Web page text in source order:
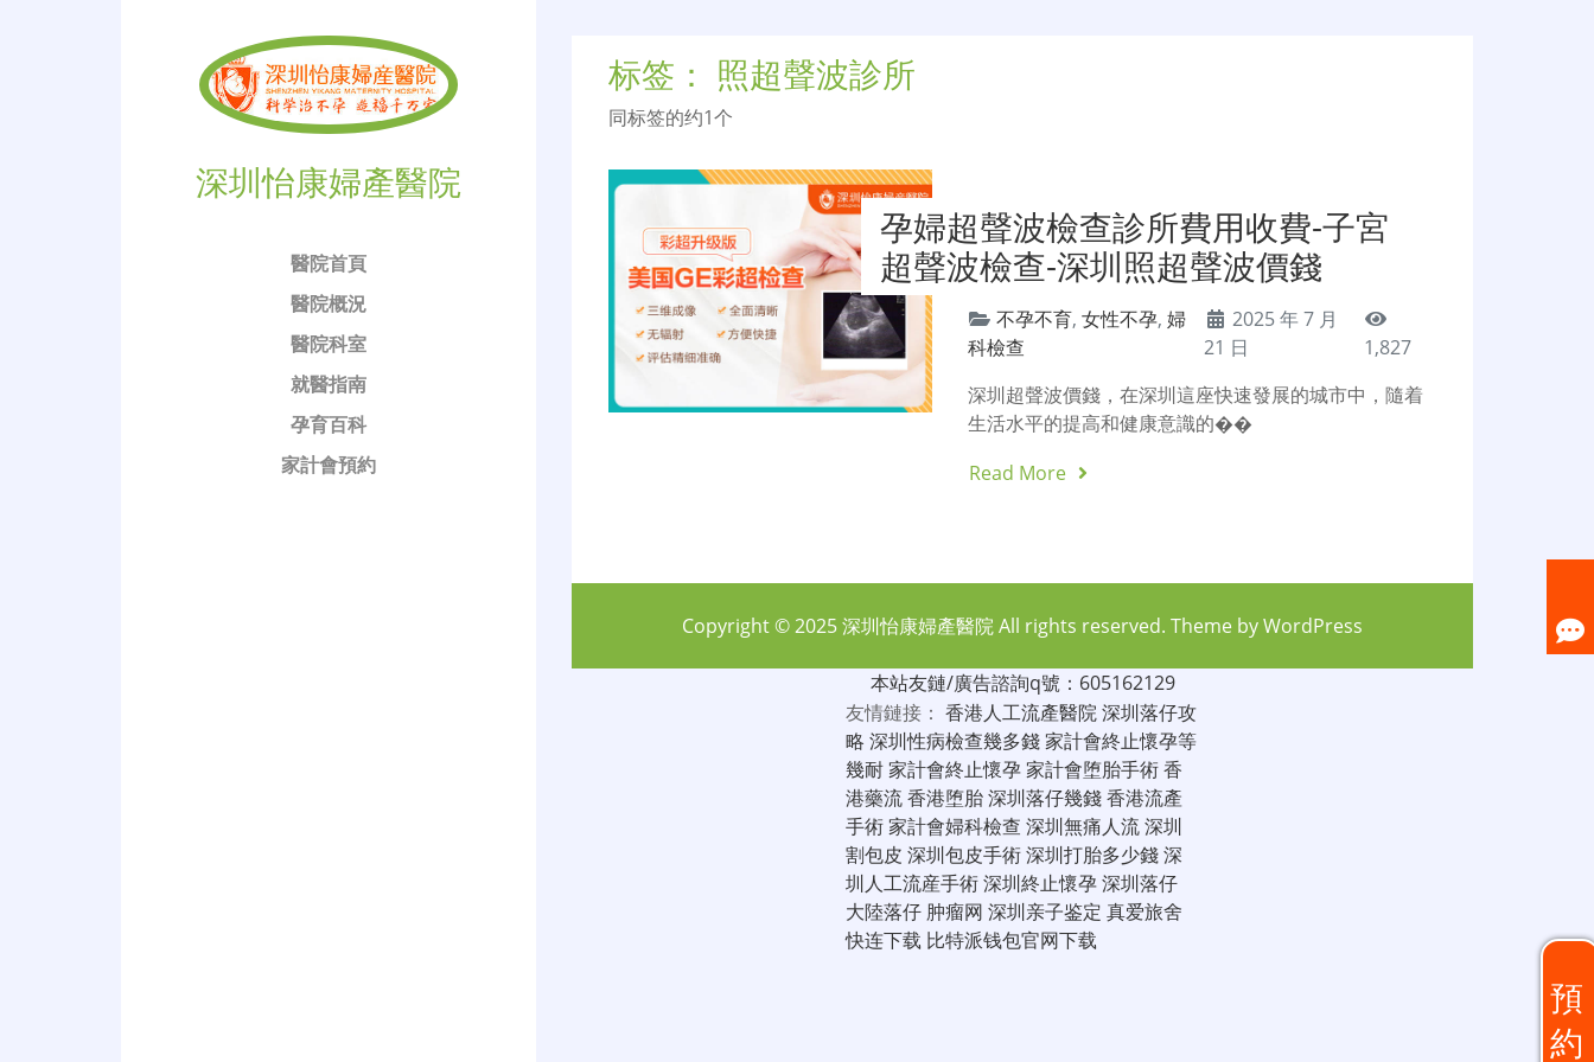
深圳怡康婦產醫院
醫院首頁
醫院概況
醫院科室
就醫指南
孕育百科
家計會預約
标签： 照超聲波診所
同标签的约1个
孕婦超聲波檢查診所費用收費-子宮
超聲波檢查-深圳照超聲波價錢
不孕不育,女性不孕,婦
科檢查
2025 年 7 月
21 日
1,827
深圳超聲波價錢，在深圳這座快速發展的城市中，隨着
生活水平的提高和健康意識的��
Read More
預
約
Copyright © 2025深圳怡康婦產醫院All rights reserved. Theme byWordPress
本站友鏈/廣告諮詢q號：605162129
友情鏈接： 香港人工流產醫院深圳落仔攻
略 深圳性病檢查幾多錢家計會終止懷孕等
幾耐家計會終止懷孕家計會堕胎手術香
港藥流香港堕胎深圳落仔幾錢香港流產
手術家計會婦科檢查 深圳無痛人流深圳
割包皮 深圳包皮手術深圳打胎多少錢深
圳人工流産手術深圳終止懷孕深圳落仔
大陸落仔 肿瘤网 深圳亲子鉴定 真爱旅舍
快连下载 比特派钱包官网下载